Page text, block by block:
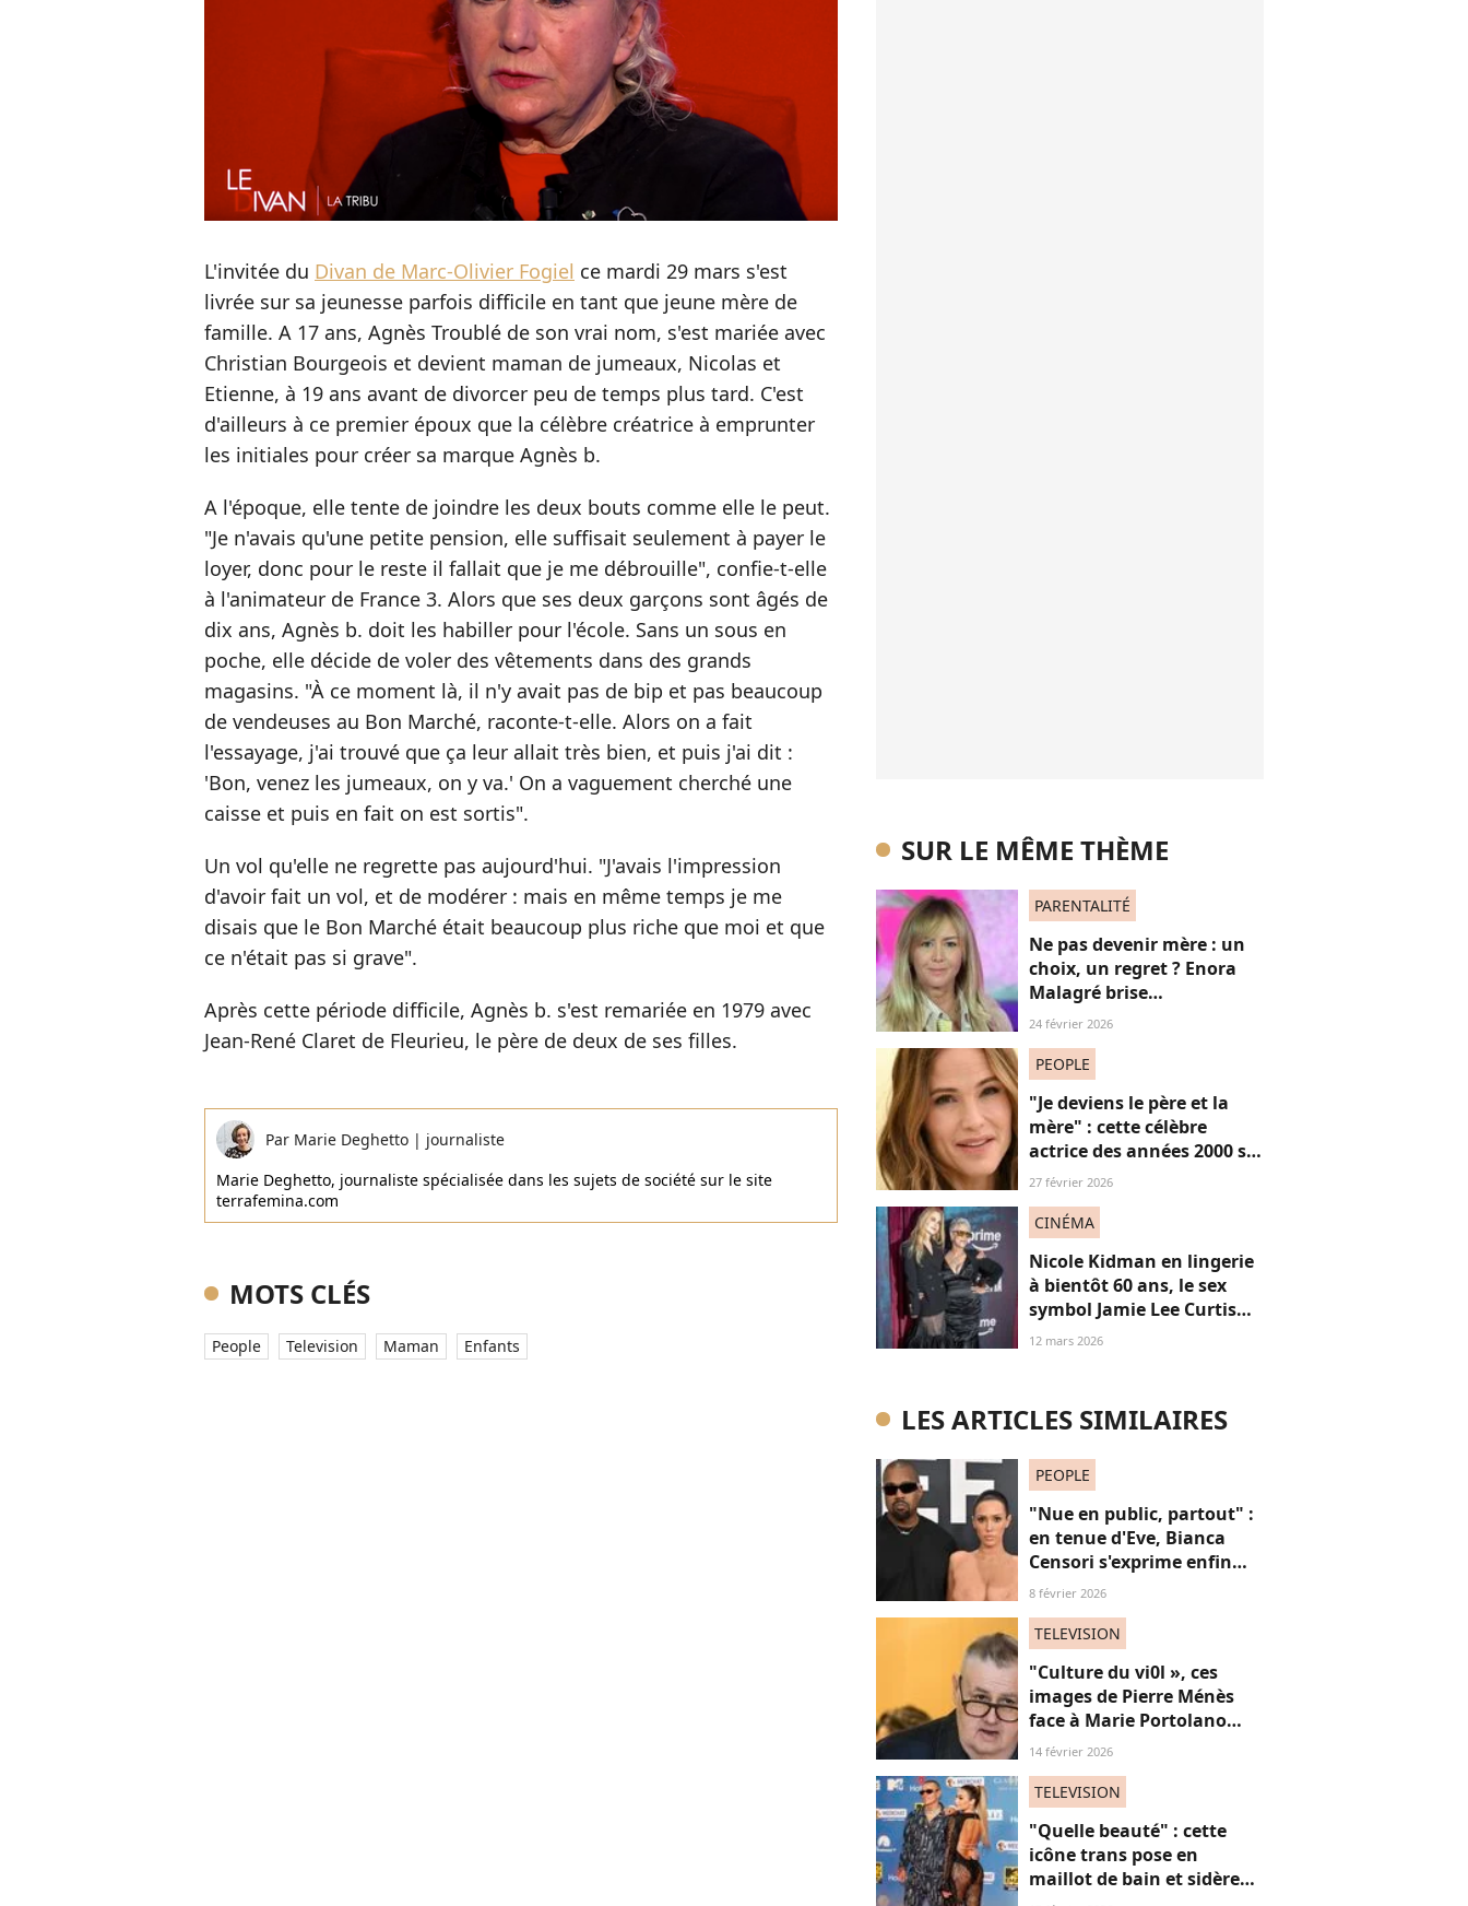
L'invitée du Divan de Marc-Olivier Fogiel ce mardi 29 mars s'est
livrée sur sa jeunesse parfois difficile en tant que jeune mère de
famille. A 17 ans, Agnès Troublé de son vrai nom, s'est mariée avec
Christian Bourgeois et devient maman de jumeaux, Nicolas et
Etienne, à 19 ans avant de divorcer peu de temps plus tard. C'est
d'ailleurs à ce premier époux que la célèbre créatrice à emprunter
les initiales pour créer sa marque Agnès b.
A l'époque, elle tente de joindre les deux bouts comme elle le peut.
"Je n'avais qu'une petite pension, elle suffi­sait seule­ment à payer le
loyer, donc pour le reste il fallait que je me débrouille", confie-t-elle
à l'animateur de France 3. Alors que ses deux garçons sont âgés de
dix ans, Agnès b. doit les habiller pour l'école. Sans un sous en
poche, elle décide de voler des vêtements dans des grands
magasins. "À ce moment là, il n'y avait pas de bip et pas beau­coup
de vendeuses au Bon Marché, raconte-t-elle. Alors on a fait
l'essayage, j'ai trouvé que ça leur allait très bien, et puis j'ai dit :
'Bon, venez les jumeaux, on y va.' On a vague­ment cher­ché une
caisse et puis en fait on est sortis".
Un vol qu'elle ne regrette pas aujourd'hui. "J'avais l'impres­sion
d'avoir fait un vol, et de modé­rer : mais en même temps je me
disais que le Bon Marché était beau­coup plus riche que moi et que
ce n'était pas si grave".
Après cette période difficile, Agnès b. s'est remariée en 1979 avec
Jean-René Claret de Fleurieu, le père de deux de ses filles.
Par Marie Deghetto | journaliste
Marie Deghetto, journaliste spécialisée dans les sujets de société sur le site
terrafemina.com
MOTS CLÉS
People Television Maman Enfants
SUR LE MÊME THÈME
PARENTALITÉ
Ne pas devenir mère : un
choix, un regret ? Enora
Malagré brise
courageusement un tabou
24 février 2026
PEOPLE
"Je deviens le père et la
mère" : cette célèbre
actrice des années 2000 se
confie sur sa vie de parent
27 février 2026
CINÉMA
Nicole Kidman en lingerie
à bientôt 60 ans, le sex
symbol Jamie Lee Curtis
applaudit “son audace”
12 mars 2026
LES ARTICLES SIMILAIRES
PEOPLE
"Nue en public, partout" :
en tenue d'Eve, Bianca
Censori s'exprime enfin
sur ses tenues sulfureuses
toxique" avec Kanye West
8 février 2026
TELEVISION
"Culture du vi0l », ces
images de Pierre Ménès
face à Marie Portolano
refont surface et choquent
14 février 2026
TELEVISION
"Quelle beauté" : cette
icône trans pose en
maillot de bain et sidère